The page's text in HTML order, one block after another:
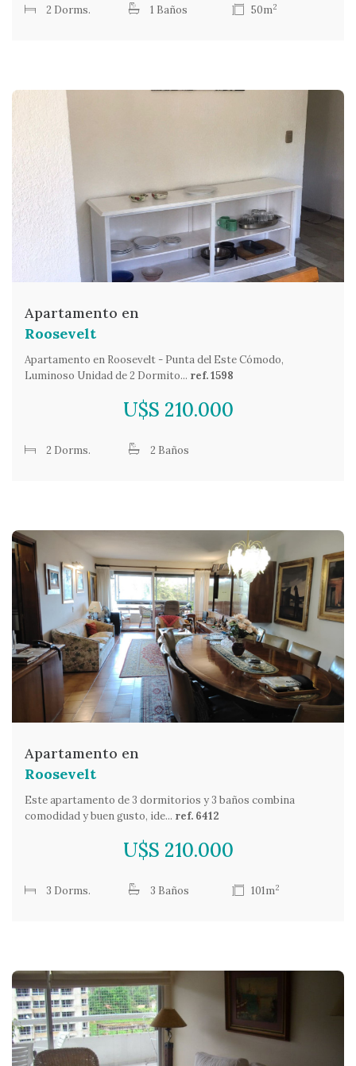
2 Dorms. 1 Baños 50m2
Apartamento en
Roosevelt
Apartamento en Roosevelt - Punta del Este Cómodo,
Luminoso Unidad de 2 Dormito... ref. 1598
U$S 210.000
2 Dorms. 2 Baños
Apartamento en
Roosevelt
Este apartamento de 3 dormitorios y 3 baños combina
comodidad y buen gusto, ide... ref. 6412
U$S 210.000
3 Dorms. 3 Baños 101m2